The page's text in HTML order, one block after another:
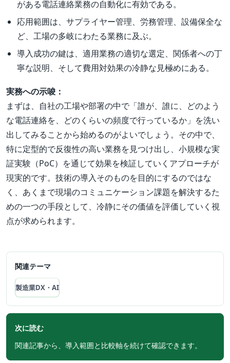
がある電話連絡業務の自動化に有効である。
応用範囲は、サプライヤー管理、労務管理、設備保全な
ど、工場の多岐にわたる業務に及ぶ。
導入成功の鍵は、適用業務の適切な選定、関係者への丁
寧な説明、そして費用対効果の冷静な見極めにある。
実務への示唆：
まずは、自社の工場や部署の中で「誰が、誰に、どのよう
な電話連絡を、どのくらいの頻度で行っているか」を洗い
出してみることから始めるのがよいでしょう。その中で、
特に定型的で反復性の高い業務を見つけ出し、小規模な実
証実験（PoC）を通じて効果を検証していくアプローチが
現実的です。技術の導入そのものを目的にするのではな
く、あくまで現場のコミュニケーション課題を解決するた
めの一つの手段として、冷静にその価値を評価していく視
点が求められます。
関連テーマ
製造業DX・AI
次に読む
関連記事から、導入範囲と比較軸を続けて確認できます。